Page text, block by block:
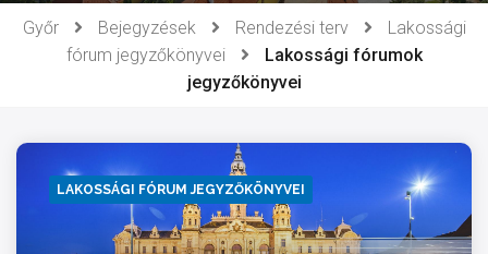
Győr Bejegyzések Rendezési terv
Lakossági
fórum jegyzőkönyvei
Lakossági fórumok
jegyzőkönyvei
LAKOSSÁGI FÓRUM JEGYZŐKÖNYVEI